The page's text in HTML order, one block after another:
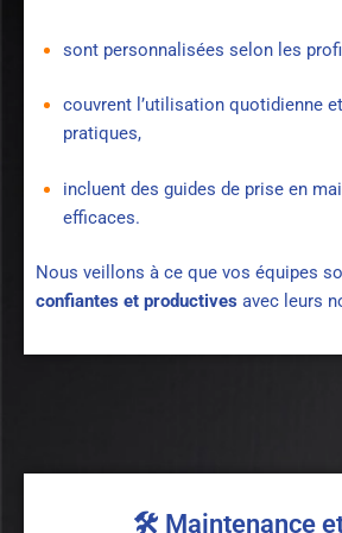
sont personnalisées selon les
couvrent l’utilisation quotidienne
pratiques,
incluent des guides de prise en
efficaces.
Nous veillons à ce que vos équipes
confiantes et productives avec leurs
🛠 Maintenance